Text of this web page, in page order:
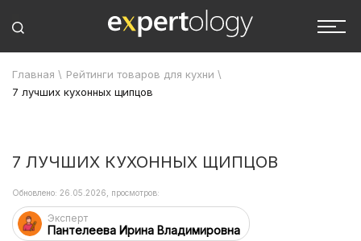
Главная \ Рейтинги товаров для кухни \
7 лучших кухонных щипцов
7 ЛУЧШИХ КУХОННЫХ ЩИПЦОВ
Эксперт
Пантелеева Ирина Владимировна
Обновлено: 26.05.2026, просмотров: